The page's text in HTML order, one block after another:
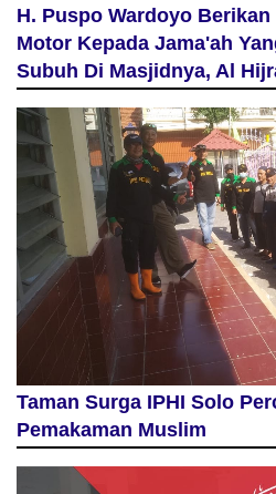
H. Puspo Wardoyo
Motor Kepada Jama'ah
Subuh Di Masjidnya, Al
Taman Surga IPHI Solo
Pemakaman Muslim